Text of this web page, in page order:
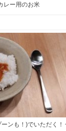
レー用のお米
ンも！)でいただく！